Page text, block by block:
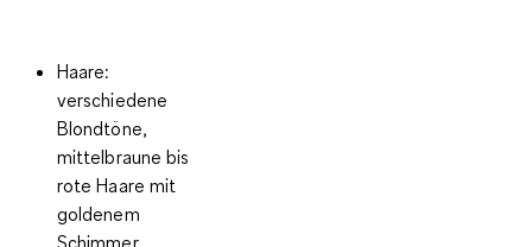
Haare:
verschiedene
Blondtöne,
mittelbraune bis
rote Haare mit
goldenem